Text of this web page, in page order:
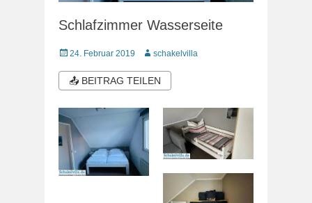
Schlafzimmer Wasserseite
Veröffentlicht
24. Februar 2019 Autorschakelvilla
📤 BEITRAG TEILEN